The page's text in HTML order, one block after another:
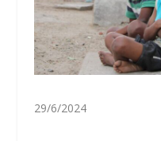
29/6/2024